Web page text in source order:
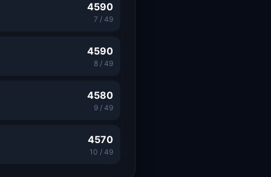
4590
7 / 49
4590
8 / 49
4580
9 / 49
4570
10 / 49